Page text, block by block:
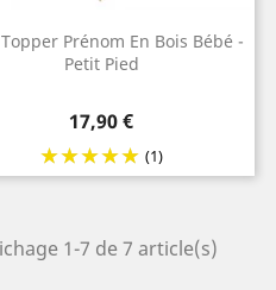
Prénom En Bois Bébé -
Petit Pied
Prix
17,90 €
(1)
1-7 de 7 article(s)